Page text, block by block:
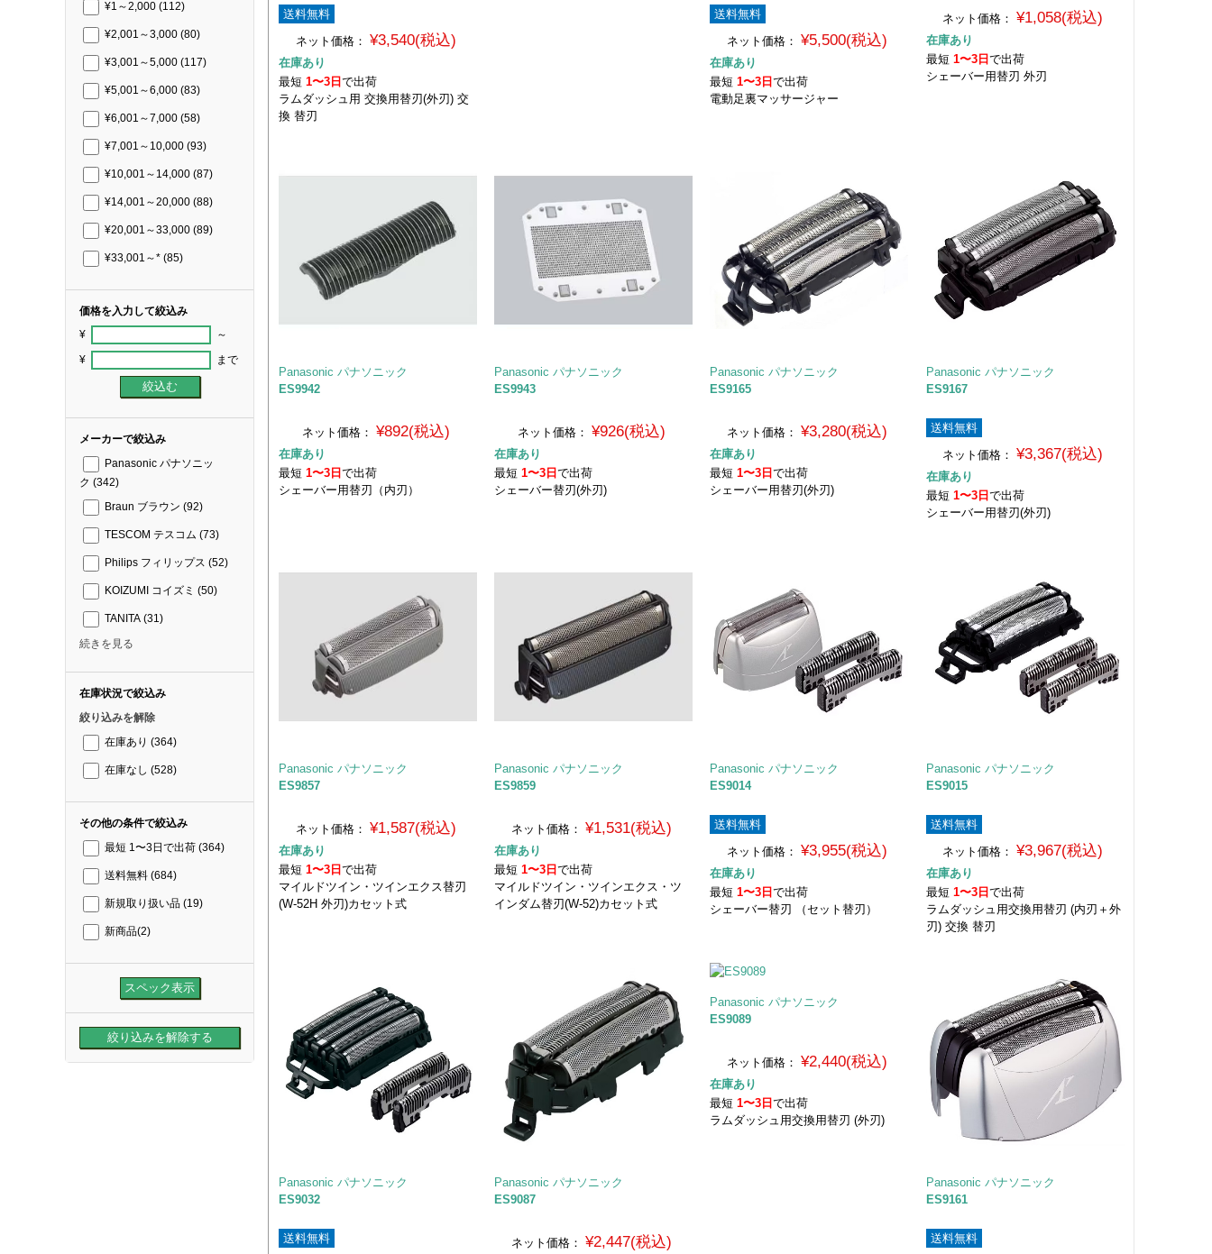
¥1～2,000 (112)
¥2,001～3,000 (80)
¥3,001～5,000 (117)
¥5,001～6,000 (83)
¥6,001～7,000 (58)
¥7,001～10,000 (93)
¥10,001～14,000 (87)
¥14,001～20,000 (88)
¥20,001～33,000 (89)
¥33,001～* (85)
価格を入力して絞込み
¥ ～
¥ まで
メーカーで絞込み
Panasonic パナソニッ
ク (342)
Braun ブラウン (92)
TESCOM テスコム (73)
Philips フィリップス (52)
KOIZUMI コイズミ (50)
TANITA (31)
続きを見る
在庫状況で絞込み
絞り込みを解除
在庫あり (364)
在庫なし (528)
その他の条件で絞込み
最短 1〜3日で出荷 (364)
送料無料 (684)
新規取り扱い品 (19)
新商品(2)
送料無料
ネット価格： ¥3,540(税込)
在庫あり
最短 1〜3日 で出荷
ラムダッシュ用 交換用替刃(外刃) 交
換 替刃
送料無料
ネット価格：
¥5,500(税込)
在庫あり
最短1〜3日で出荷
電動足裏マッサージャー
ネット価格： ¥1,058(税込)
在庫あり
最短 1〜3日 で出荷
シェーバー用替刃 外刃
Panasonic パナソニック
ES9942
ネット価格： ¥892(税込)
在庫あり
最短 1〜3日 で出荷
シェーバー用替刃（内刃）
Panasonic パナソニック
ES9943
ネット価格： ¥926(税込)
在庫あり
最短1〜3日で出荷
シェーバー替刃(外刃)
Panasonic パナソニック
ES9165
ネット価格： ¥3,280(税込)
在庫あり
最短1〜3日で出荷
シェーバー用替刃(外刃)
Panasonic パナソニック
ES9167
送料無料
ネット価格：
¥3,367(税込)
在庫あり
最短 1〜3日 で出荷
シェーバー用替刃(外刃)
Panasonic パナソニック
ES9857
ネット価格： ¥1,587(税込)
在庫あり
最短 1〜3日 で出荷
マイルドツイン・ツインエクス替刃
(W-52H 外刃)カセット式
Panasonic パナソニック
ES9859
ネット価格： ¥1,531(税込)
在庫あり
最短1〜3日で出荷
マイルドツイン・ツインエクス・ツ
インダム替刃(W-52)カセット式
Panasonic パナソニック
ES9014
送料無料
ネット価格：
¥3,955(税込)
在庫あり
最短1〜3日で出荷
シェーバー替刃 （セット替刃）
Panasonic パナソニック
ES9015
送料無料
ネット価格：
¥3,967(税込)
在庫あり
最短 1〜3日 で出荷
ラムダッシュ用交換用替刃 (内刃＋外
刃) 交換 替刃
Panasonic パナソニック
ES9032
送料無料
Panasonic パナソニック
ES9087
ネット価格： ¥2,447(税込)
Panasonic パナソニック
ES9089
ネット価格： ¥2,440(税込)
在庫あり
最短1〜3日で出荷
ラムダッシュ用交換用替刃 (外刃)
Panasonic パナソニック
ES9161
送料無料